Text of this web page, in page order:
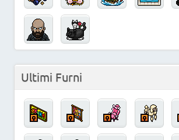
Ultimi Furni